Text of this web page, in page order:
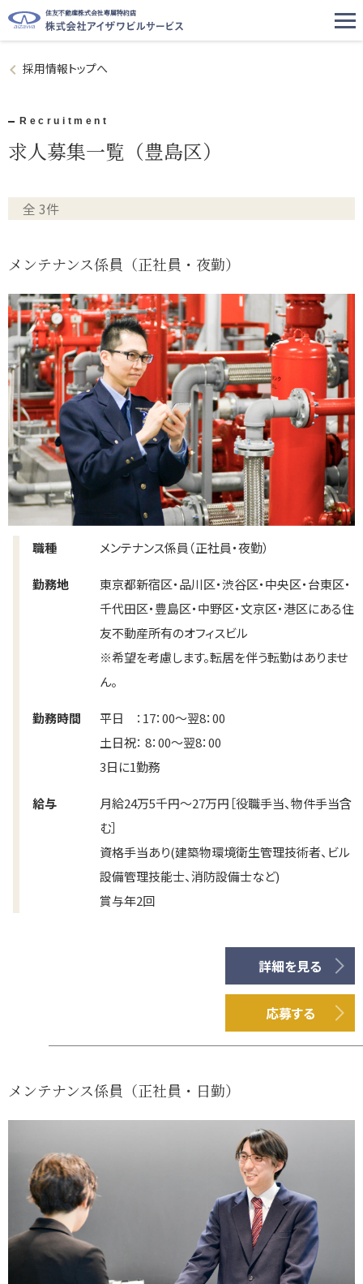
住友不動産株式会社専属特約店
採用情報トップへ
Recruitment
求人募集一覧（豊島区）
全 3件
メンテナンス係員（正社員・夜勤）
職種 メンテナンス係員（正社員・夜勤）
勤務地
東京都新宿区・品川区・渋谷区・中央区・台東区・
千代田区・豊島区・中野区・文京区・港区にある住
友不動産所有のオフィスビル
※希望を考慮します。転居を伴う転勤はありませ
ん。
勤務時間
平日 ：17：00～翌8：00
土日祝： 8：00～翌8：00
3日に1勤務
給与
月給24万5千円～27万円［役職手当、物件手当含
む］
資格手当あり(建築物環境衛生管理技術者、ビル
設備管理技能士、消防設備士など)
賞与年2回
詳細を見る
応募する
メンテナンス係員（正社員・日勤）